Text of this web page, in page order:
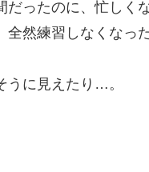
ったのに、忙しく
然練習しなくなった
うに見えたり…。